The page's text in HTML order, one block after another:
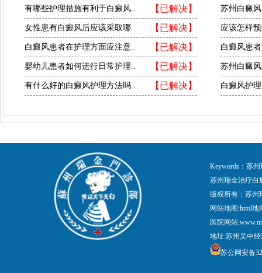
【已解决】
有哪些护理措施有利于白癜风..
【已解决】
女性患有白癜风后应该采取哪..
【已解决】
白癜风患者在护理方面应注意..
【已解决】
婴幼儿患者如何进行日常护理..
【已解决】
有什么好的白癜风护理方法吗..
苏州白癜
应该怎样
白癜风患
苏州白癜
白癜风护
Keywords：苏
苏州瑞金治疗白
版权所有：苏
网站地图:html地
医院网站
地址:苏州吴中
苏公网安备